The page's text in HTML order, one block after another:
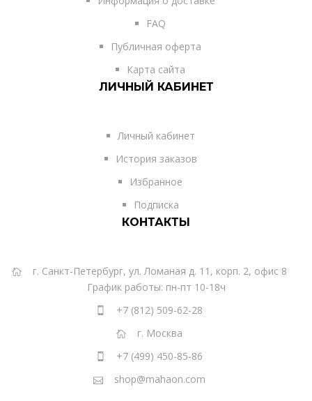
FAQ
Публичная оферта
Карта сайта
ЛИЧНЫЙ КАБИНЕТ
Личный кабинет
История заказов
Избранное
Подписка
КОНТАКТЫ
г. Санкт-Петербург, ул. Ломаная д. 11, корп. 2, офис 8
График работы: пн-пт 10-18ч
+7 (812) 509-62-28
г. Москва
+7 (499) 450-85-86
shop@mahaon.com